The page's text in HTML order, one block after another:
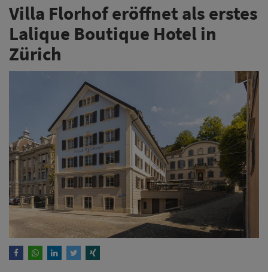
Villa Florhof eröffnet als erstes
Lalique Boutique Hotel in
Zürich